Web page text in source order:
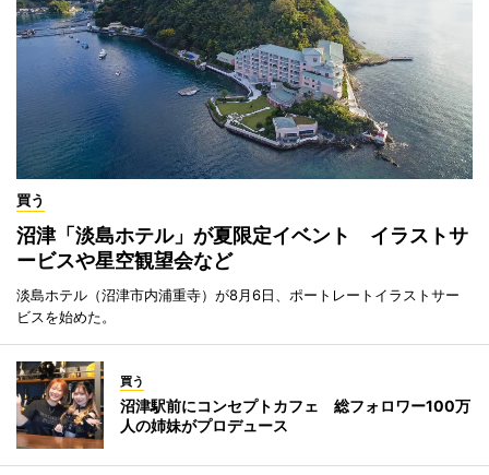
買う
沼津「淡島ホテル」が夏限定イベント イラストサ
ービスや星空観望会など
淡島ホテル（沼津市内浦重寺）が8月6日、ポートレートイラストサー
ビスを始めた。
買う
沼津駅前にコンセプトカフェ 総フォロワー100万
人の姉妹がプロデュース